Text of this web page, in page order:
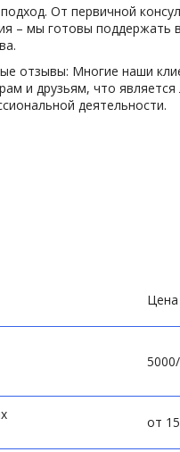
Абакан
Анадырь
Астрахань
Барнаул
Белгород
Горно-Алтайск
Иваново
От первичной
– мы готовы поддержать
отзывы: Многие наши
и друзьям, что
деятельности.
Цена
от